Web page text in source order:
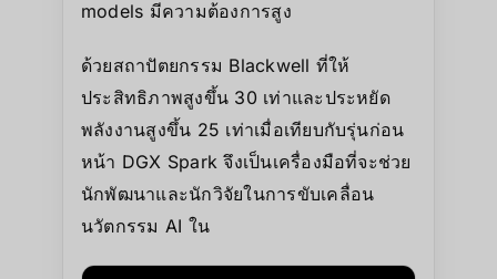
models มีความต้องการสูง
ด้วยสถาปัตยกรรม Blackwell ที่ให้
ประสิทธิภาพสูงขึ้น 30 เท่าและประหยัด
พลังงานสูงขึ้น 25 เท่าเมื่อเทียบกับรุ่นก่อน
หน้า DGX Spark จึงเป็นเครื่องมือที่จะช่วย
นักพัฒนาและนักวิจัยในการขับเคลื่อน
นวัตกรรม AI ใน